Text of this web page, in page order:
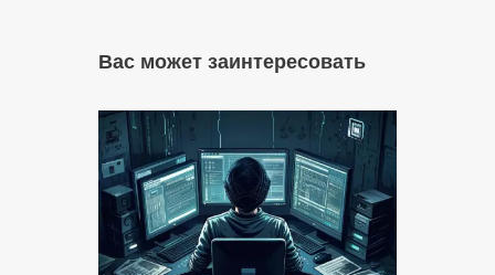
Вас может заинтересовать